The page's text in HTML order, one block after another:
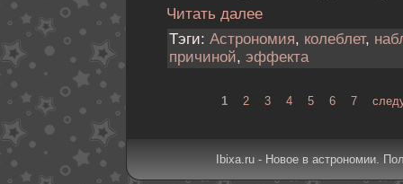
Читать далее
Тэги: Астрономия, колеблет,
причиной, эффекта
1 2 3 4 5 6 7
Ibixa.ru - Новое в астрономии.